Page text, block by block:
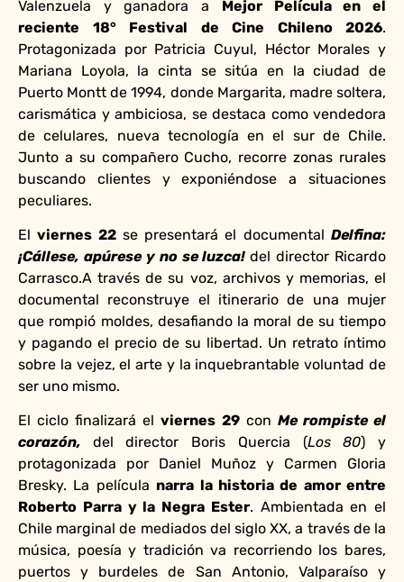
Valenzuela y ganadora a Mejor Película en el
reciente 18° Festival de Cine Chileno 2026.
Protagonizada por Patricia Cuyul, Héctor Morales y
Mariana Loyola, la cinta se sitúa en la ciudad de
Puerto Montt de 1994, donde Margarita, madre soltera,
carismática y ambiciosa, se destaca como vendedora
de celulares, nueva tecnología en el sur de Chile.
Junto a su compañero Cucho, recorre zonas rurales
buscando clientes y exponiéndose a situaciones
peculiares.
Elviernes 22se presentará el documentalDelfina:
¡Cállese, apúrese y no se luzca!del director Ricardo
Carrasco.A través de su voz, archivos y memorias, el
documental reconstruye el itinerario de una mujer
que rompió moldes, desafiando la moral de su tiempo
y pagando el precio de su libertad. Un retrato íntimo
sobre la vejez, el arte y la inquebrantable voluntad de
ser uno mismo.
El ciclo finalizará elviernes 29con Me rompiste el
corazón,
del director Boris Quercia (Los 80) y
protagonizada por Daniel Muñoz y Carmen Gloria
Bresky. La película narra la historia de amor entre
Roberto Parra y la Negra Ester. Ambientada en el
Chile marginal de mediados del siglo XX, a través de la
música, poesía y tradición va recorriendo los bares,
puertos y burdeles de San Antonio, Valparaíso y